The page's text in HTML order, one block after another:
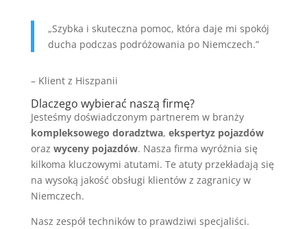
„Szybka i skuteczna pomoc, która daje mi spokój
ducha podczas podróżowania po Niemczech.”
– Klient z Hiszpanii
Dlaczego wybierać naszą firmę?
Jesteśmy doświadczonym partnerem w branży
kompleksowego doradztwa, ekspertyz pojazdów
oraz wyceny pojazdów. Nasza firma wyróżnia się
kilkoma kluczowymi atutami. Te atuty przekładają się
na wysoką jakość obsługi klientów z zagranicy w
Niemczech.
Nasz zespół techników to prawdziwi specjaliści.